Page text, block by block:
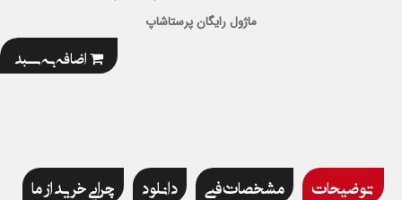
ماژول رایگان پرستاشاپ
اضافه به سبد
توضیحات مشخصات فنی دانلود
چرایی خرید از ما